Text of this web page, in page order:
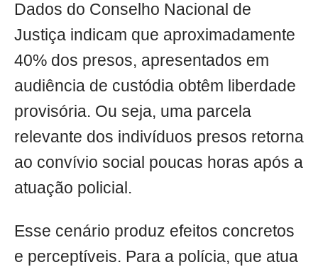
Dados do Conselho Nacional de
Justiça indicam que aproximadamente
40% dos presos, apresentados em
audiência de custódia obtêm liberdade
provisória. Ou seja, uma parcela
relevante dos indivíduos presos retorna
ao convívio social poucas horas após a
atuação policial.
Esse cenário produz efeitos concretos
e perceptíveis. Para a polícia, que atua